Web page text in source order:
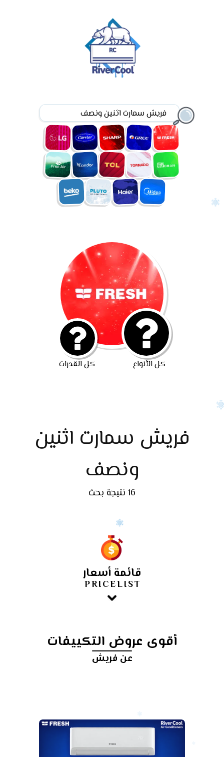
كل القدرات كل الأنواع
فريش سمارت اثنين
ونصف
16 نتيجة بحث
قائمة أسعار
PRICELIST
أقوى عروض التكييفات
عن فريش